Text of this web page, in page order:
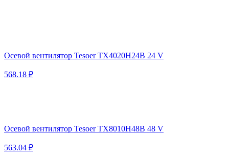
Осевой вентилятор Tesoer TX4020H24B 24 V
568.18 ₽
Осевой вентилятор Tesoer TX8010H48B 48 V
563.04 ₽